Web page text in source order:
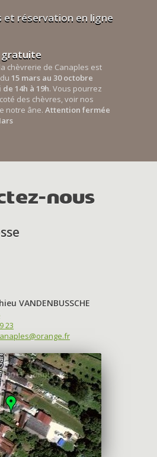
et réservation en ligne
gratuite
chèvrerie de Canaples est
15 mars au 30 octobre
14h à 19h. Vous pourrez
des chèvres, voir nos
notre âne. Attention fermée
nous
VANDENBUSSCHE
23